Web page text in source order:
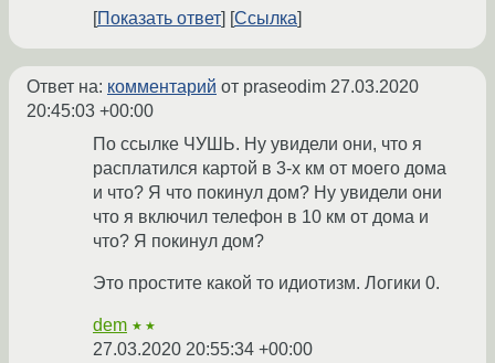
Показать ответ Ссылка
Ответ на: комментарий от praseodim 27.03.2020
20:45:03 +00:00
По ссылке ЧУШЬ. Ну увидели они, что я
расплатился картой в 3-х км от моего дома
и что? Я что покинул дом? Ну увидели они
что я включил телефон в 10 км от дома и
что? Я покинул дом?
Это простите какой то идиотизм. Логики 0.
dem ★★
27.03.2020 20:55:34 +00:00